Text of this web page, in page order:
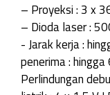
– Proyeksi : 3 x
– Dioda laser :
- Jarak kerja :
penerima :
Perlindungan